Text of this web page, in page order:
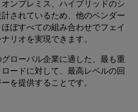
ンプレミス、ハイブリッドのシ
されているため、他のベンダー
ぼすべての組み合わせでフェイ
リオを実現できます。
ローバル企業に適した、最も重
ードに対して、最高レベルの回
を提供することです。